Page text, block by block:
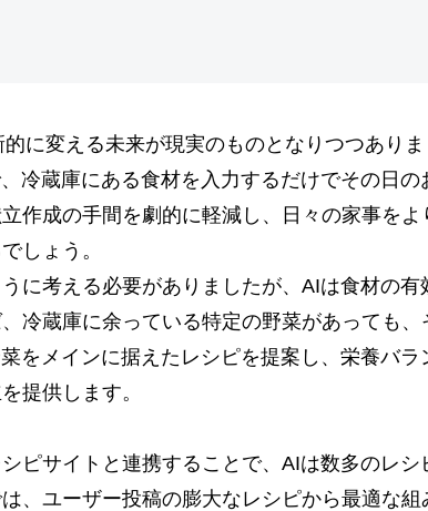
に変える未来が現実のものとなりつつありま
冷蔵庫にある食材を入力するだけでその日の
作成の手間を劇的に軽減し、日々の家事をよ
しょう。
に考える必要がありましたが、AIは食材の有
冷蔵庫に余っている特定の野菜があっても、
をメインに据えたレシピを提案し、栄養バラ
提供します。
ピサイトと連携することで、AIは数多のレシ
、ユーザー投稿の膨大なレシピから最適な組